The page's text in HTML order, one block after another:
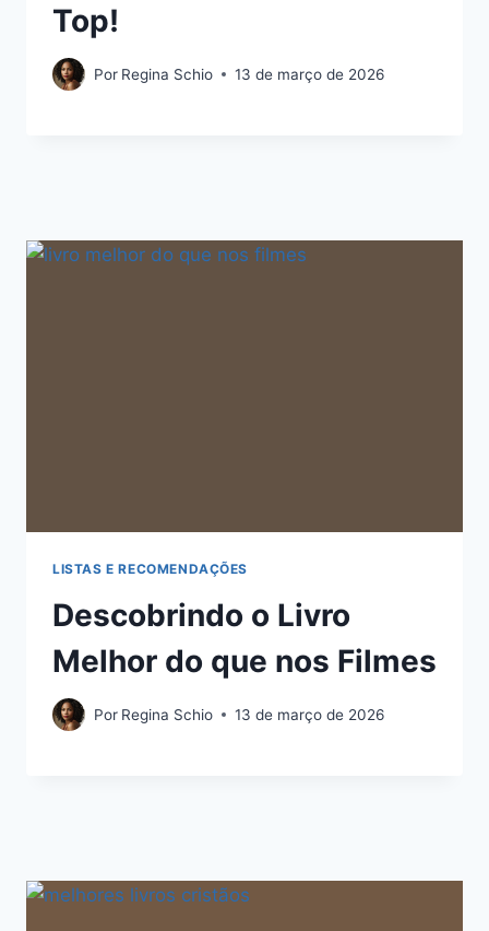
Top!
Por Regina Schio 13 de março de 2026
LISTAS E RECOMENDAÇÕES
Descobrindo o Livro
Melhor do que nos Filmes
Por Regina Schio 13 de março de 2026